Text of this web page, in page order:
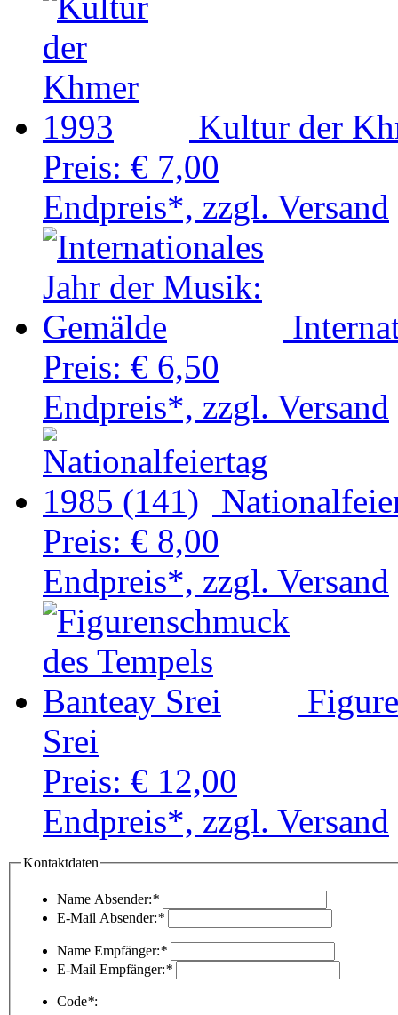
Kultur der
Preis: € 7,00
Endpreis*, zzgl. Versand
Preis: € 6,50
Endpreis*, zzgl. Versand
Preis: € 8,00
Endpreis*, zzgl. Versand
Srei
Preis: € 12,00
Endpreis*, zzgl. Versand
Kontaktdaten
Name Absender:*
E-Mail Absender:*
Name Empfänger:*
E-Mail Empfänger:*
Code*: